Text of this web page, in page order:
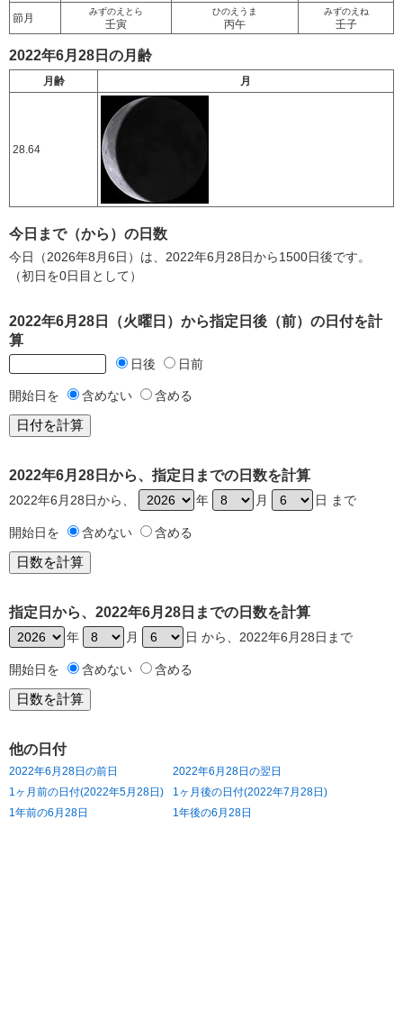
節月
みずのえとら
壬寅
ひのえうま
丙午
みずのえね
壬子
2022年6月28日の月齢
月齢 月
28.64
今日まで（から）の日数
今日（2026年8月6日）は、2022年6月28日から1500日後です。
（初日を0日目として）
2022年6月28日（火曜日）から指定日後（前）の日付を計
算
日後 日前
開始日を 含めない 含める
2022年6月28日から、指定日までの日数を計算
2022年6月28日から、 年 月 日 まで
開始日を 含めない 含める
指定日から、2022年6月28日までの日数を計算
年 月 日 から、2022年6月28日まで
開始日を 含めない 含める
他の日付
2022年6月28日の前日
2022年6月28日の翌日
1ヶ月前の日付(2022年5月28日)
1ヶ月後の日付(2022年7月28日)
1年前の6月28日
1年後の6月28日